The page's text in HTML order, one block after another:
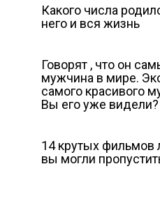
Какого числа
него и вся жизнь
Говорят , что он
мужчина в мире.
самого красивого
Вы его уже видели?
14 крутых фильмов
вы могли